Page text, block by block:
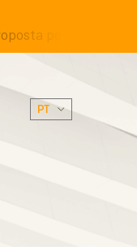
pelos Senadores